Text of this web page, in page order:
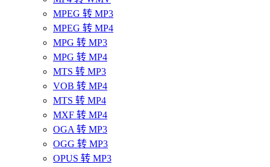
MPEG 转 MP3
MPEG 转 MP4
MPG 转 MP3
MPG 转 MP4
MTS 转 MP3
VOB 转 MP4
MTS 转 MP4
MXF 转 MP4
OGA 转 MP3
OGG 转 MP3
OPUS 转 MP3